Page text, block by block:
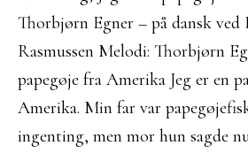
Thorbjørn Egner – på dansk ved
Rasmussen Melodi: Thorbjørn
papegøje fra Amerika Jeg er en
Amerika. Min far var
ingenting, men mor hun sagde